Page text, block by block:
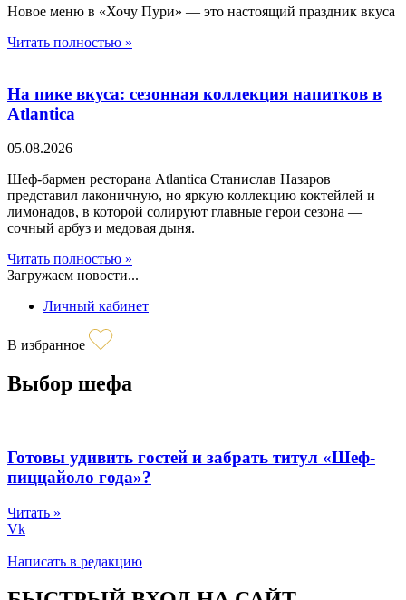
Новое меню в «Хочу Пури» — это настоящий праздник вкуса
Читать полностью »
На пике вкуса: сезонная коллекция напитков в
Atlantica
05.08.2026
Шеф-бармен ресторана Atlantica Станислав Назаров
представил лаконичную, но яркую коллекцию коктейлей и
лимонадов, в которой солируют главные герои сезона —
сочный арбуз и медовая дыня.
Читать полностью »
Загружаем новости...
Личный кабинет
В избранное
Выбор шефа
Готовы удивить гостей и забрать титул «Шеф-
пиццайоло года»?
Читать »
Vk
Написать в редакцию